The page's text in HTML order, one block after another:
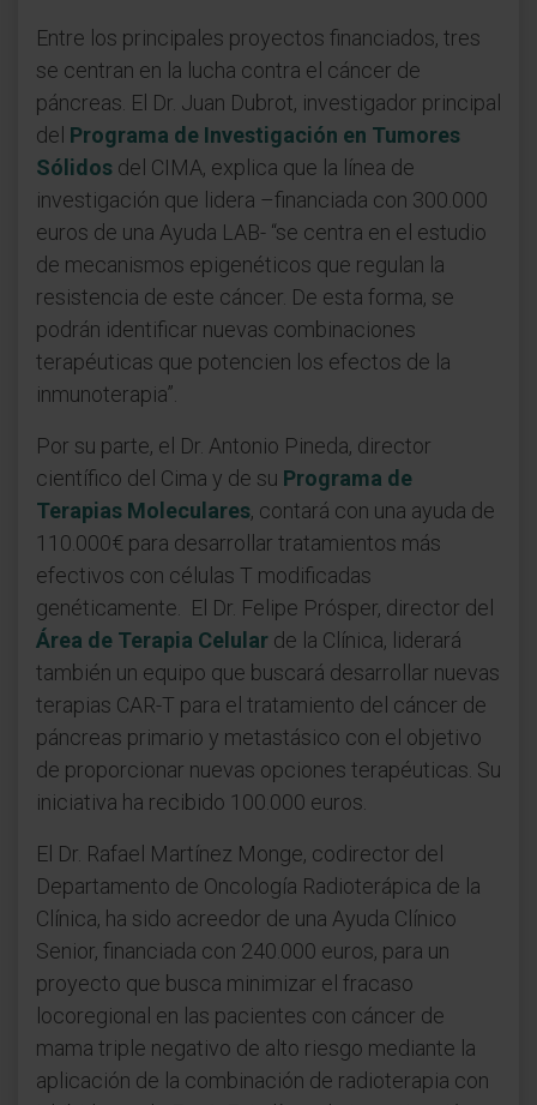
Entre los principales proyectos financiados, tres
se centran en la lucha contra el cáncer de
páncreas. El Dr. Juan Dubrot, investigador principal
del Programa de Investigación en Tumores
Sólidos del CIMA, explica que la línea de
investigación que lidera –financiada con 300.000
euros de una Ayuda LAB- “se centra en el estudio
de mecanismos epigenéticos que regulan la
resistencia de este cáncer. De esta forma, se
podrán identificar nuevas combinaciones
terapéuticas que potencien los efectos de la
inmunoterapia”.
Por su parte, el Dr. Antonio Pineda, director
científico del Cima y de su Programa de
Terapias Moleculares, contará con una ayuda de
110.000€ para desarrollar tratamientos más
efectivos con células T modificadas
genéticamente. El Dr. Felipe Prósper, director del
Área de Terapia Celular de la Clínica, liderará
también un equipo que buscará desarrollar nuevas
terapias CAR-T para el tratamiento del cáncer de
páncreas primario y metastásico con el objetivo
de proporcionar nuevas opciones terapéuticas. Su
iniciativa ha recibido 100.000 euros.
El Dr. Rafael Martínez Monge, codirector del
Departamento de Oncología Radioterápica de la
Clínica, ha sido acreedor de una Ayuda Clínico
Senior, financiada con 240.000 euros, para un
proyecto que busca minimizar el fracaso
locoregional en las pacientes con cáncer de
mama triple negativo de alto riesgo mediante la
aplicación de la combinación de radioterapia con